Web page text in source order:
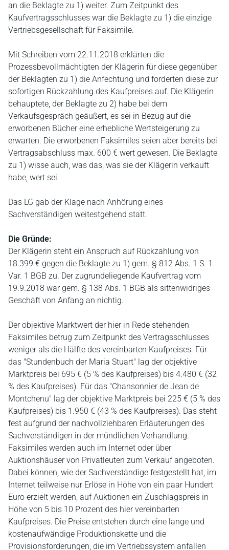
an die Beklagte zu 1) weiter. Zum Zeitpunkt des
Kaufvertragsschlusses war die Beklagte zu 1) die einzige
Vertriebsgesellschaft für Faksimile.
Mit Schreiben vom 22.11.2018 erklärten die
Prozessbevollmächtigten der Klägerin für diese gegenüber
der Beklagten zu 1) die Anfechtung und forderten diese zur
sofortigen Rückzahlung des Kaufpreises auf. Die Klägerin
behauptete, der Beklagte zu 2) habe bei dem
Verkaufsgespräch geäußert, es sei in Bezug auf die
erworbenen Bücher eine erhebliche Wertsteigerung zu
erwarten. Die erworbenen Faksimiles seien aber bereits bei
Vertragsabschluss max. 600 € wert gewesen. Die Beklagte
zu 1) wisse auch, was das, was sie der Klägerin verkauft
habe, wert sei.
Das LG gab der Klage nach Anhörung eines
Sachverständigen weitestgehend statt.
Die Gründe:
Der Klägerin steht ein Anspruch auf Rückzahlung von
18.399 € gegen die Beklagte zu 1) gem. § 812 Abs. 1 S. 1
Var. 1 BGB zu. Der zugrundeliegende Kaufvertrag vom
19.9.2018 war gem. § 138 Abs. 1 BGB als sittenwidriges
Geschäft von Anfang an nichtig.
Der objektive Marktwert der hier in Rede stehenden
Faksimiles betrug zum Zeitpunkt des Vertragsschlusses
weniger als die Hälfte des vereinbarten Kaufpreises. Für
das "Stundenbuch der Maria Stuart" lag der objektive
Marktpreis bei 695 € (5 % des Kaufpreises) bis 4.480 € (32
% des Kaufpreises). Für das "Chansonnier de Jean de
Montchenu" lag der objektive Marktpreis bei 225 € (5 % des
Kaufpreises) bis 1.950 € (43 % des Kaufpreises). Das steht
fest aufgrund der nachvollziehbaren Erläuterungen des
Sachverständigen in der mündlichen Verhandlung.
Faksimiles werden auch im Internet oder über
Auktionshäuser von Privatleuten zum Verkauf angeboten.
Dabei können, wie der Sachverständige festgestellt hat, im
Internet teilweise nur Erlöse in Höhe von ein paar Hundert
Euro erzielt werden, auf Auktionen ein Zuschlagspreis in
Höhe von 5 bis 10 Prozent des hier vereinbarten
Kaufpreises. Die Preise entstehen durch eine lange und
kostenaufwändige Produktionskette und die
Provisionsforderungen, die im Vertriebssystem anfallen